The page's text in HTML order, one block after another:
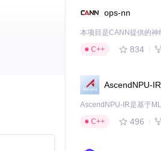
ops-nn
C++
834
AscendNPU-IR
C++
496